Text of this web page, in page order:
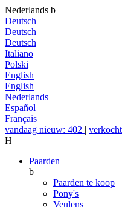
Nederlands b
Deutsch
Deutsch
Deutsch
Italiano
Polski
English
English
Nederlands
Español
Français
vandaag nieuw: 402 |
H
Paarden
b
Paarden te koop
Pony's
Veulens